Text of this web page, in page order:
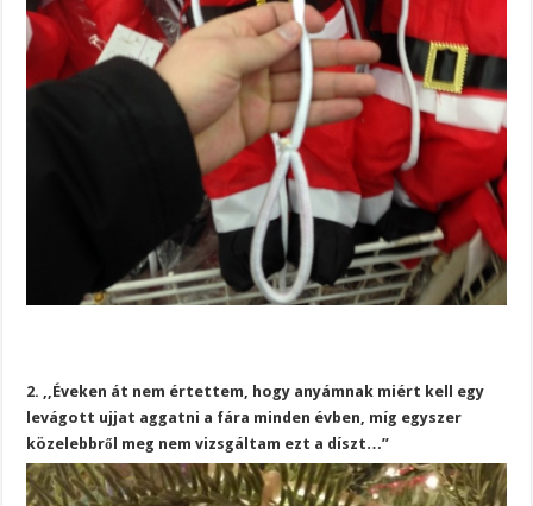
2. ,,Éveken át nem értettem, hogy anyámnak miért kell egy
levágott ujjat aggatni a fára minden évben, míg egyszer
közelebbről meg nem vizsgáltam ezt a díszt…”